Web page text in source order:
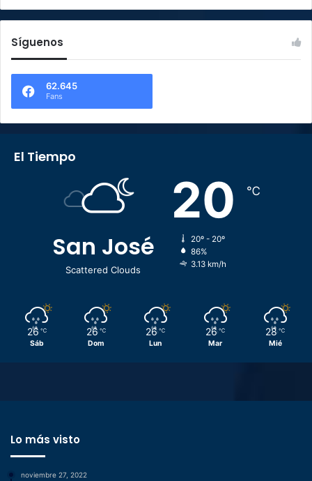
Síguenos
62.645
Fans
El Tiempo
San José
Scattered Clouds
20 ℃
20º - 20º
86%
3.13 km/h
26 ℃
Sáb
26 ℃
Dom
26 ℃
Lun
26 ℃
Mar
28 ℃
Mié
Lo más visto
noviembre 27, 2022